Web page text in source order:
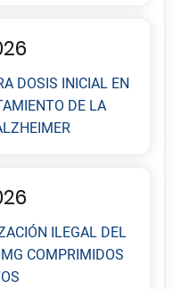
DOSIS INICIAL EN
DE LA
ILEGAL DEL
COMPRIMIDOS